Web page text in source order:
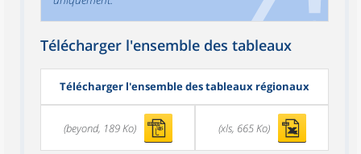
Télécharger l'ensemble des tableaux
Télécharger l'ensemble des tableaux régionaux
(beyond, 189 Ko) (xls, 665 Ko)